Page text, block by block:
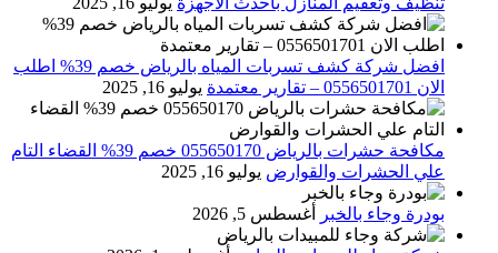
افضل شركة كشف تسربات المياه بالرياض خصم 39% اطلب
الان 0556501701‬‏ – تقارير معتمدة
يوليو 16, 2025
مكافحة حشرات بالرياض 055650170 خصم 39% القضاء التام
علي الحشرات والقوارض يوليو 16, 2025
بودرة وجاء بالخبر أغسطس 5, 2026